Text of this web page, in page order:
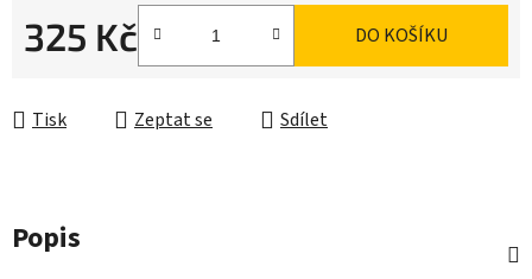
325 Kč DO KOŠÍKU
Tisk Zeptat se Sdílet
Popis